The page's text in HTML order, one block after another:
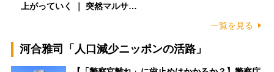
上がっていく ｜ 突然マルサ…
一覧を見る
河合雅司「人口減少ニッポンの活路」